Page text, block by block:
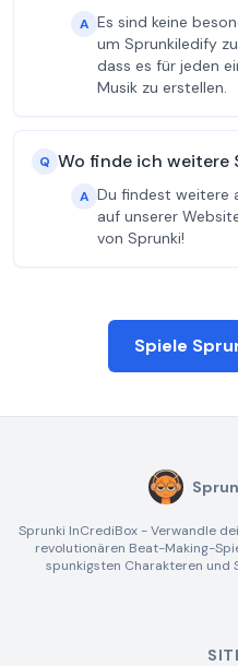
A Es sind keine
um Sprunkiledify
dass es für jeden
Musik zu erstellen.
Q Wo finde ich weitere
A Du findest weitere
auf unserer
von Sprunki!
Spiele
Sprunki InCrediBox - Verwandle
revolutionären Beat-Making-
spunkigsten Charakteren und